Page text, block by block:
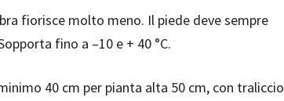
fiorisce molto meno. Il piede deve sempre
fino a –10 e + 40 °C.
40 cm per pianta alta 50 cm, con traliccio